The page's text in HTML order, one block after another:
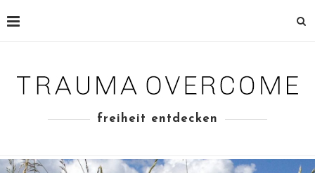
freiheit entdecken